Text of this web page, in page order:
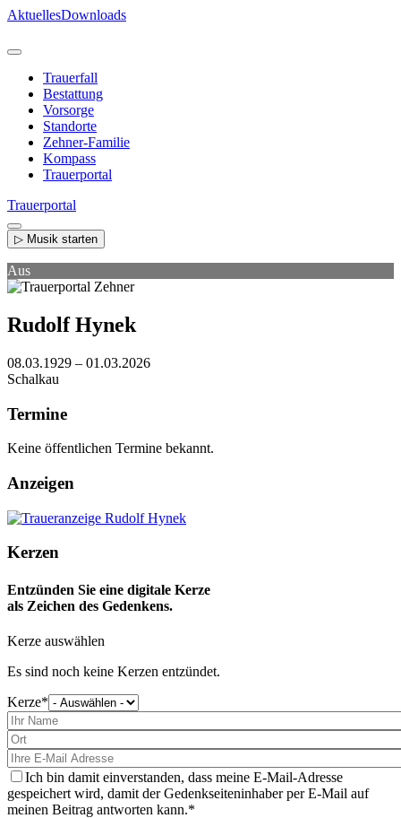
Direkt
Inhalt
AktuellesDownloads
Trauerfall
Bestattung
Vorsorge
Standorte
Zehner-Familie
Kompass
Trauerportal
Trauerportal
▷ Musik starten
Aus
Rudolf Hynek
08.03.1929 – 01.03.2026
Schalkau
Termine
Keine öffentlichen Termine bekannt.
Anzeigen
Kerzen
Entzünden Sie eine digitale Kerze
als Zeichen des Gedenkens.
Kerze auswählen
Es sind noch keine Kerzen entzündet.
Kerze
wählen
Sie
aus
Ich bin damit einverstanden, dass meine E-Mail-Adresse
gespeichert wird, damit der Gedenkseiteninhaber per E-Mail auf
meinen Beitrag antworten kann.